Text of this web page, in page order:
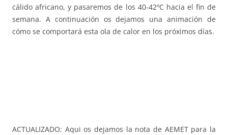
cálido africano, y pasaremos de los 40-42ºC hacia el fin de
semana. A continuación os dejamos una animación de
cómo se comportará esta ola de calor en los próximos días.
ACTUALIZADO: Aqui os dejamos la nota de AEMET para la